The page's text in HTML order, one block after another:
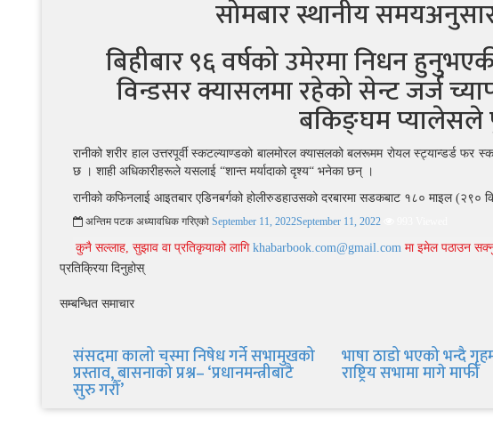
सोमबार स्थानीय
बिहीबार ९६ वर्षको उमेरमा निधन
विन्डसर क्यासलमा रहेको सेन्ट जर्ज
बकिङ्घम प्यालेसले
रानीको शरीर हाल उत्तरपूर्वी स्कटल्याण्डको बालमोरल क्यासलको बलरूमम रोयल स्ट्यान्डर्ड
छ । शाही अधिकारीहरूले यसलाई “शान्त मर्यादाको दृश्य“ भनेका छन् ।
रानीको कफिनलाई आइतबार एडिनबर्गको होलीरुडहाउसको दरबारमा सडकबाट १८० माइल (२९०
अन्तिम पटक अध्यावधिक गरिएको September 11, 2022September 11, 2022
कुनै सल्लाह, सुझाव वा प्रतिकृयाको लागि khabarbook.com@gmail.com मा इमेल पठाउन
प्रतिक्रिया दिनुहोस्
सम्बन्धित समाचार
संसदमा कालो चस्मा निषेध गर्ने सभामुखको
प्रस्ताव, बासनाको प्रश्न– ‘प्रधानमन्त्रीबाटै
सुरु गरौँ’
भाषा ठाडो भएको भन्दै
राष्ट्रिय सभामा मागे माफी